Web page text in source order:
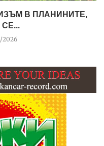
В ПЛАНИНИТЕ,
2026